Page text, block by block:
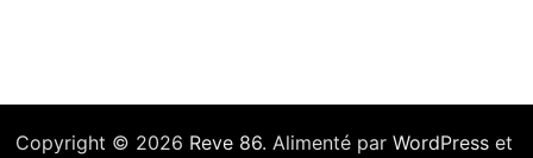
Copyright © 2026 Reve 86. Alimenté par WordPresset